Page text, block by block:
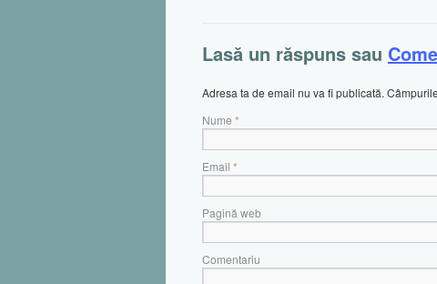
Lasă un răspuns sau
Adresa ta de email nu va fi publicată.
Nume *
Email *
Pagină web
Comentariu